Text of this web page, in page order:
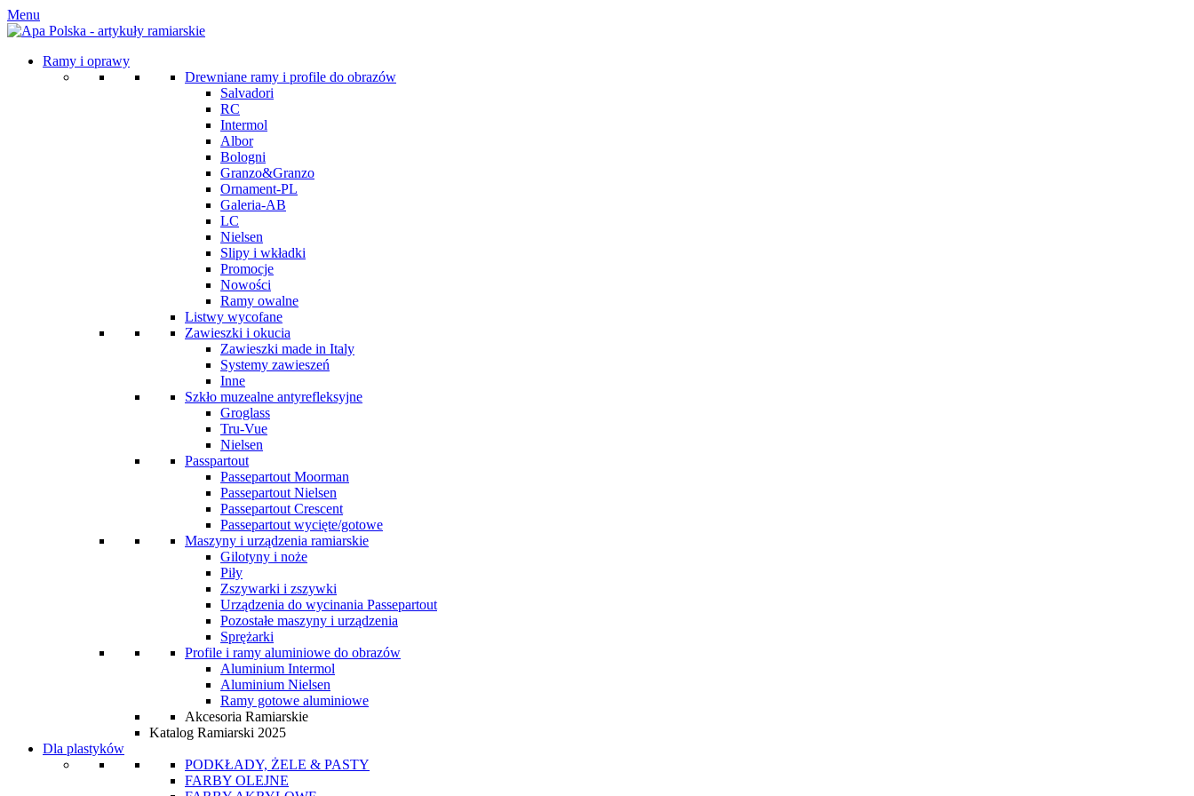
Menu
Ramy i oprawy
Drewniane ramy i profile do obrazów
Salvadori
RC
Intermol
Albor
Bologni
Granzo&Granzo
Ornament-PL
Galeria-AB
LC
Nielsen
Slipy i wkładki
Promocje
Nowości
Ramy owalne
Listwy wycofane
Zawieszki i okucia
Zawieszki made in Italy
Systemy zawieszeń
Inne
Szkło muzealne antyrefleksyjne
Groglass
Tru-Vue
Nielsen
Passpartout
Passepartout Moorman
Passepartout Nielsen
Passepartout Crescent
Passepartout wycięte/gotowe
Maszyny i urządzenia ramiarskie
Gilotyny i noże
Piły
Zszywarki i zszywki
Urządzenia do wycinania Passepartout
Pozostałe maszyny i urządzenia
Sprężarki
Profile i ramy aluminiowe do obrazów
Aluminium Intermol
Aluminium Nielsen
Ramy gotowe aluminiowe
Akcesoria Ramiarskie
Katalog Ramiarski 2025
Dla plastyków
PODKŁADY, ŻELE & PASTY
FARBY OLEJNE